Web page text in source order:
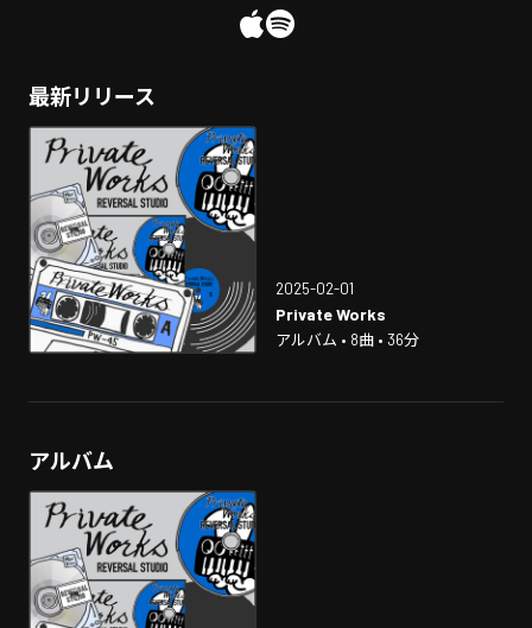
最新リリース
2025-02-01
Private Works
アルバム • 8曲 • 36分
アルバム